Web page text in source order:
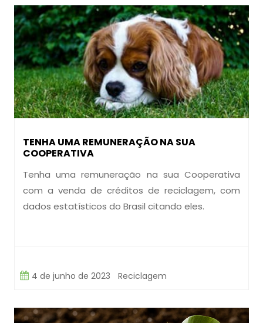
TENHA UMA REMUNERAÇÃO NA SUA
COOPERATIVA
Tenha uma remuneração na sua Cooperativa
com a venda de créditos de reciclagem, com
dados estatísticos do Brasil citando eles.
4 de junho de 2023 Reciclagem